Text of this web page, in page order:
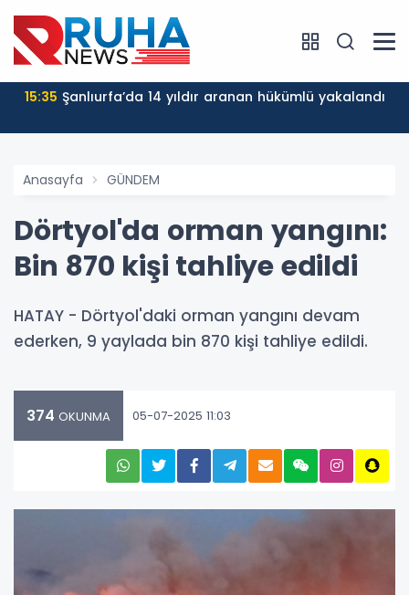
15:35 Şanlıurfa’da 14 yıldır aranan hükümlü yakalandı
Anasayfa GÜNDEM
Dörtyol'da orman yangını:
Bin 870 kişi tahliye edildi
HATAY - Dörtyol'daki orman yangını devam
ederken, 9 yaylada bin 870 kişi tahliye edildi.
374 OKUNMA 05-07-2025 11:03